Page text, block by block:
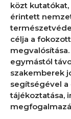
közt
érintett
célja a
egymástól
szakemberek
segítségével a
tájékoztatása,